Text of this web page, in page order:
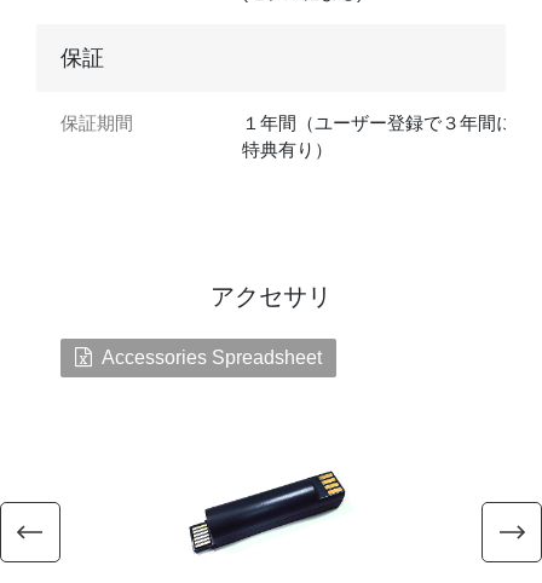
保証
保証期間
１年間（ユーザー登録で３年間に延
特典有り）
アクセサリ
Accessories Spreadsheet